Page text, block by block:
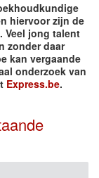
hiervoor zijn de
Veel jong talent
zonder daar
kan vergaande
onderzoek van
Express.be.